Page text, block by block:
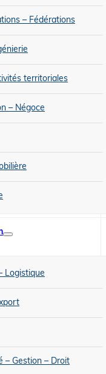
– Fédérations
territoriales
– Négoce
Logistique
– Gestion – Droit